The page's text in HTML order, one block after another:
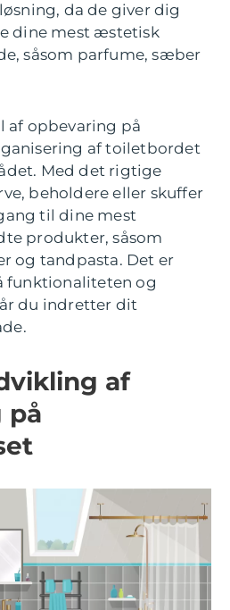
da de giver dig
dine mest æstetisk
såsom parfume, sæber
af opbevaring på
af toiletbordet
Med det rigtige
beholdere eller skuffer
til dine mest
produkter, såsom
og tandpasta. Det er
og
du indretter dit
af
på